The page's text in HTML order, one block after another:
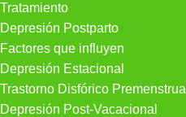
Tratamiento
Depresión Postparto
Factores que influyen
Depresión Estacional
Trastorno Disfórico Premenstrual
Depresión Post-Vacacional